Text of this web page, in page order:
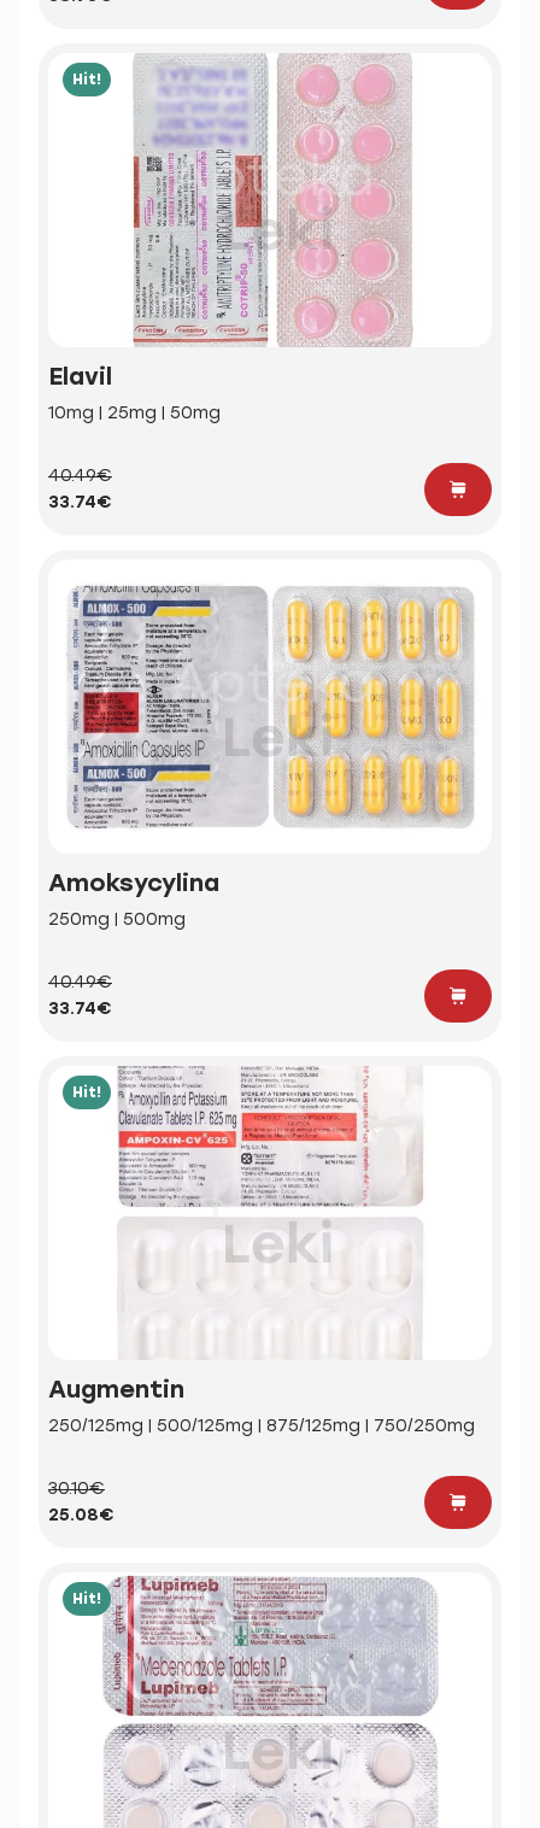
Hit!
Elavil
10mg | 25mg | 50mg
40.49€
33.74€
Amoksycylina
250mg | 500mg
40.49€
33.74€
Hit!
Augmentin
250/125mg | 500/125mg | 875/125mg | 750/250mg
30.10€
25.08€
Hit!